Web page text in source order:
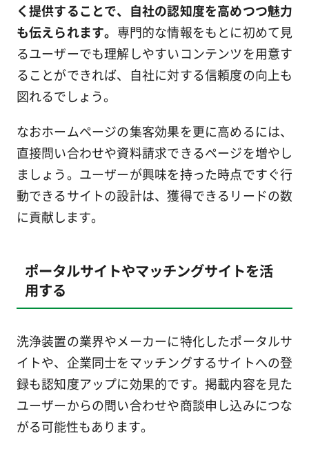
く提供することで、自社の認知度を高めつつ魅力
も伝えられます。 専門的な情報をもとに初めて見
るユーザーでも理解しやすいコンテンツを用意す
ることができれば、自社に対する信頼度の向上も
図れるでしょう。
なおホームページの集客効果を更に高めるには、
直接問い合わせや資料請求できるページを増やし
ましょう。ユーザーが興味を持った時点ですぐ行
動できるサイトの設計は、獲得できるリードの数
に貢献します。
ポータルサイトやマッチングサイトを活
用する
洗浄装置の業界やメーカーに特化したポータルサ
イトや、企業同士をマッチングするサイトへの登
録も認知度アップに効果的です。掲載内容を見た
ユーザーからの問い合わせや商談申し込みにつな
がる可能性もあります。